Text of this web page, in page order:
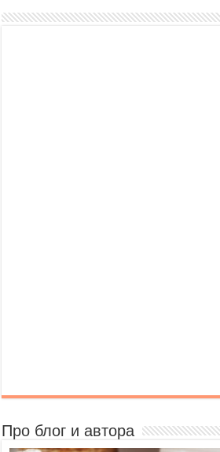
Про блог и автора